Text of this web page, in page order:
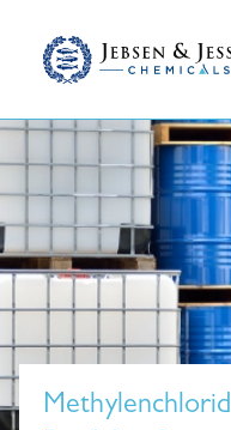
Methylenchlorid